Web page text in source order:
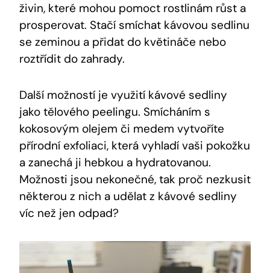
živin, které mohou pomoct rostlinám růst a
prosperovat. Stačí smíchat kávovou sedlinu
se zeminou a přidat do květináče nebo
roztřídit do zahrady.
Další možností je využití kávové sedliny
jako tělového peelingu. Smícháním s
kokosovým olejem či medem vytvoříte
přírodní exfoliaci, která vyhladí vaši pokožku
a zanechá ji hebkou a hydratovanou.
Možnosti jsou nekonečné, tak proč nezkusit
některou z nich a udělat z kávové sedliny
víc než jen odpad?